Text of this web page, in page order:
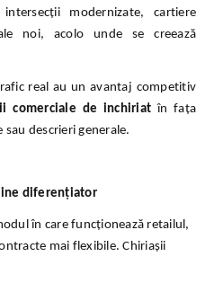
modernizate, cartiere
noi, acolo unde se creează
real au un avantaj competitiv
comerciale de inchiriat în fața
sau descrieri generale.
diferențiator
în care funcționează retailul,
mai flexibile. Chiriașii